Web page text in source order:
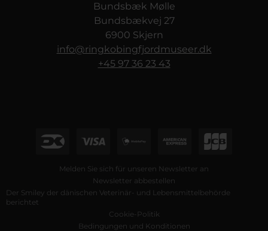
Bundsbæk Mølle
Bundsbækvej 27
6900 Skjern
info@ringkobingfjordmuseer.dk
+45 97 36 23 43
Melden Sie sich für unseren Newsletter an
Newsletter abbestellen
Der Smiley der dänischen Veterinär- und Lebensmittelbehörde
berichtet
Cookie-Politik
Bedingungen und Konditionen